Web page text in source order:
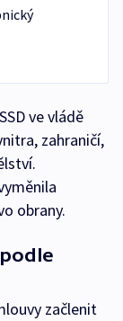
ve vládě
zahraničí,
obrany.
začlenit